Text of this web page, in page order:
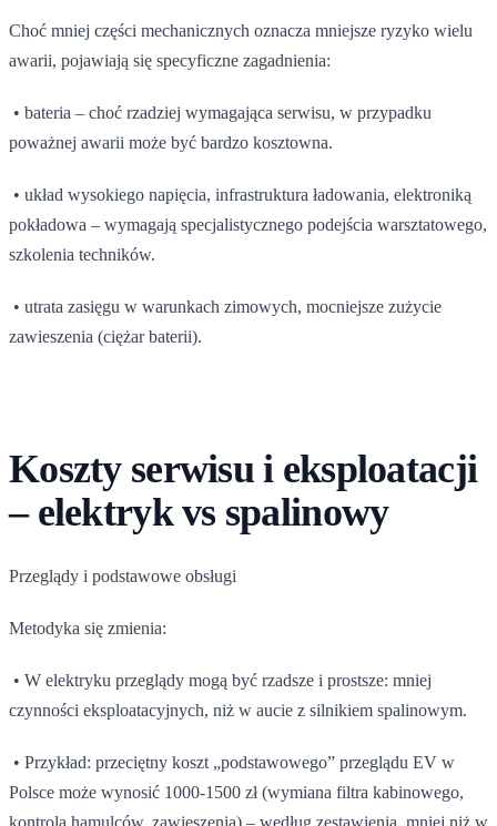
Choć mniej części mechanicznych oznacza mniejsze ryzyko wielu
awarii, pojawiają się specyficzne zagadnienia:
• bateria – choć rzadziej wymagająca serwisu, w przypadku
poważnej awarii może być bardzo kosztowna.
• układ wysokiego napięcia, infrastruktura ładowania, elektroniką
pokładowa – wymagają specjalistycznego podejścia warsztatowego,
szkolenia techników.
• utrata zasięgu w warunkach zimowych, mocniejsze zużycie
zawieszenia (ciężar baterii).
Koszty serwisu i eksploatacji
– elektryk vs spalinowy
Przeglądy i podstawowe obsługi
Metodyka się zmienia:
• W elektryku przeglądy mogą być rzadsze i prostsze: mniej
czynności eksploatacyjnych, niż w aucie z silnikiem spalinowym.
• Przykład: przeciętny koszt „podstawowego” przeglądu EV w
Polsce może wynosić 1000-1500 zł (wymiana filtra kabinowego,
kontrola hamulców, zawieszenia) – według zestawienia, mniej niż w